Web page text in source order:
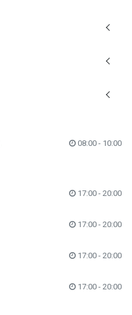
08:00 - 10:00
17:00 - 20:00
17:00 - 20:00
17:00 - 20:00
17:00 - 20:00